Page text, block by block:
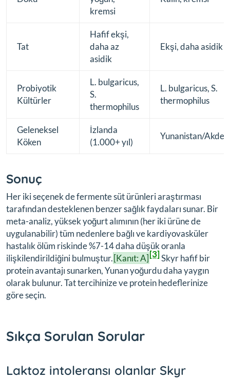
kremsi
Tat
Hafif ekşi,
daha az
asidik
Ekşi, daha asidik
Probiyotik
Kültürler
L. bulgaricus,
S.
thermophilus
L. bulgaricus, S.
thermophilus
Geleneksel
Köken
İzlanda
(1.000+ yıl)
Yunanistan/
Sonuç
Her iki seçenek de fermente süt ürünleri araştırması
tarafından desteklenen benzer sağlık faydaları sunar. Bir
meta-analiz, yüksek yoğurt alımının (her iki ürüne de
uygulanabilir) tüm nedenlere bağlı ve kardiyovasküler
hastalık ölüm riskinde %7-14 daha düşük oranla
ilişkilendirildiğini bulmuştur.[Kanıt: A][3]Skyr hafif bir
protein avantajı sunarken, Yunan yoğurdu daha yaygın
olarak bulunur. Tat tercihinize ve protein hedeflerinize
göre seçin.
Sıkça Sorulan Sorular
Laktoz intoleransı olanlar Skyr